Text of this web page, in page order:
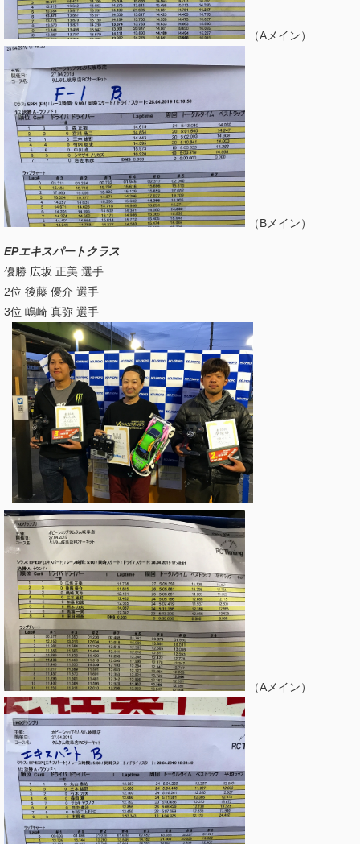
（Aメイン）
（Bメイン）
EPエキスパートクラス
優勝 広坂 正美 選手
2位 後藤 優介 選手
3位 嶋崎 真弥 選手
（Aメイン）